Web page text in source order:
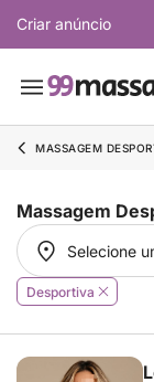
Criar anúncio
MASSAGEM
Massagem
Selecione uma
Selecione
Desportiva